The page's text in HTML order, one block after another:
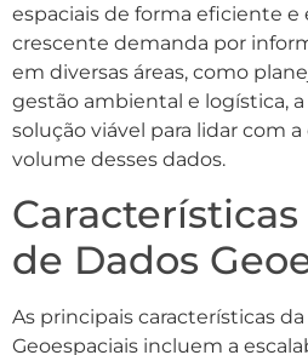
espaciais de forma eficiente e
crescente demanda por
em diversas áreas, como
gestão ambiental e logística,
solução viável para lidar com
volume desses dados.
de Dados
As principais características
Geoespaciais incluem a